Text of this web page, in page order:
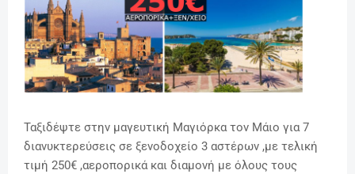
Ταξιδέψτε στην μαγευτική Μαγιόρκα τον Μάιο για 7
διανυκτερεύσεις σε ξενοδοχείο 3 αστέρων ,με τελική
τιμή 250€ ,αεροπορικά και διαμονή με όλους τους